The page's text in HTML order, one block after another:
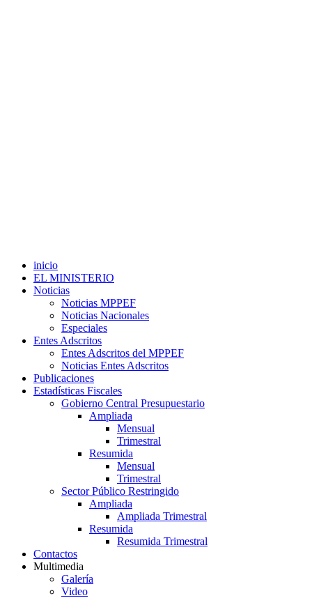
inicio
EL MINISTERIO
Noticias
Noticias MPPEF
Noticias Nacionales
Especiales
Entes Adscritos
Entes Adscritos del MPPEF
Noticias Entes Adscritos
Publicaciones
Estadísticas Fiscales
Gobierno Central Presupuestario
Ampliada
Mensual
Trimestral
Resumida
Mensual
Trimestral
Sector Público Restringido
Ampliada
Ampliada Trimestral
Resumida
Resumida Trimestral
Contactos
Multimedia
Galería
Video